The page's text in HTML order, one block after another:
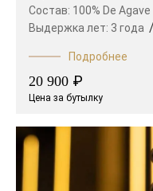
Состав: 100% De Agave
Выдержка лет: 3 года
Подробнее
20 900 ₽
Цена за бутылку